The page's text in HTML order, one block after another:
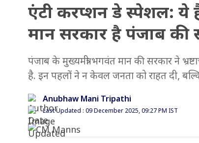
एंटी करप्शन डे स्पेशल: ये
मान सरकार है पंजाब की
पंजाब के मुख्यमंत्री भगवंत मान की सरकार ने
है. इन पहलों ने न केवल जनता को राहत दी,
Anubhaw Mani Tripathi
Last Updated : 09 December 2025, 09:27 PM IST